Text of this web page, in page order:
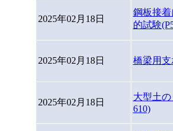
2025年02月18日
鋼板接
的試験
2025年02月18日 橋梁用支
2025年02月18日
大型土
610)